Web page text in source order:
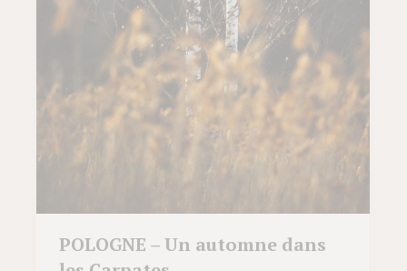
POLOGNE – Un automne dans